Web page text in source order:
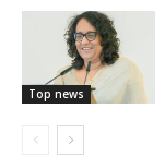
Top news